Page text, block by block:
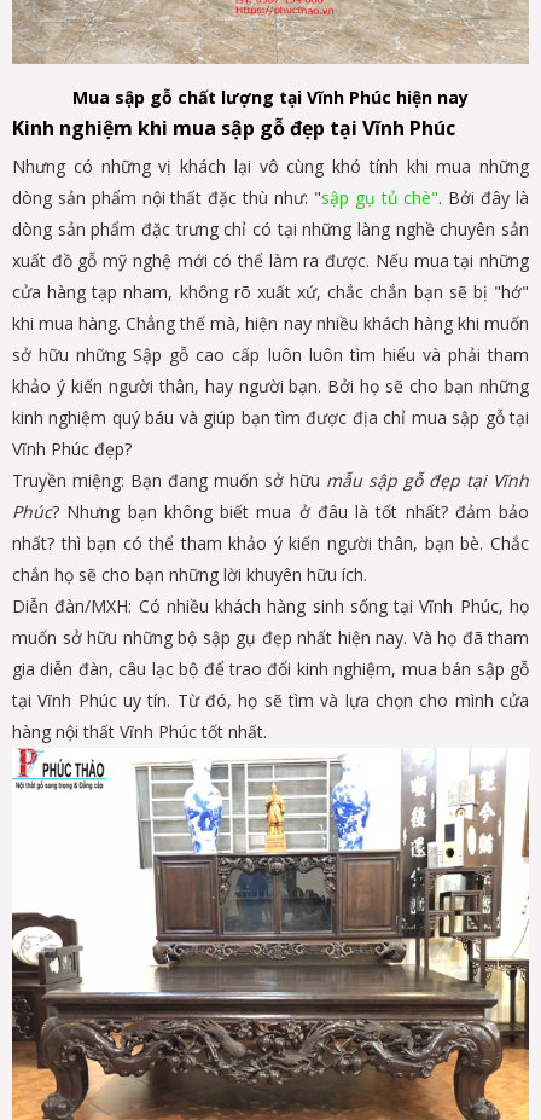
Mua sập gỗ chất lượng tại Vĩnh Phúc hiện nay
Kinh nghiệm khi mua sập gỗ đẹp tại Vĩnh Phúc
Nhưng có những vị khách lại vô cùng khó tính khi mua những
dòng sản phẩm nội thất đặc thù như: "sập gụ tủ chè". Bởi đây là
dòng sản phẩm đặc trưng chỉ có tại những làng nghề chuyên sản
xuất đồ gỗ mỹ nghệ mới có thể làm ra được. Nếu mua tại những
cửa hàng tạp nham, không rõ xuất xứ, chắc chắn bạn sẽ bị "hớ"
khi mua hàng. Chẳng thế mà, hiện nay nhiều khách hàng khi muốn
sở hữu những Sập gỗ cao cấp luôn luôn tìm hiểu và phải tham
khảo ý kiến người thân, hay người bạn. Bởi họ sẽ cho bạn những
kinh nghiệm quý báu và giúp bạn tìm được địa chỉ mua sập gỗ tại
Vĩnh Phúc đẹp?
Truyền miệng: Bạn đang muốn sở hữu mẫu sập gỗ đẹp tại Vĩnh
Phúc? Nhưng bạn không biết mua ở đâu là tốt nhất? đảm bảo
nhất? thì bạn có thể tham khảo ý kiến người thân, bạn bè. Chắc
chắn họ sẽ cho bạn những lời khuyên hữu ích.
Diễn đàn/MXH: Có nhiều khách hàng sinh sống tại Vĩnh Phúc, họ
muốn sở hữu những bộ sập gụ đẹp nhất hiện nay. Và họ đã tham
gia diễn đàn, câu lạc bộ để trao đổi kinh nghiệm, mua bán sập gỗ
tại Vĩnh Phúc uy tín. Từ đó, họ sẽ tìm và lựa chọn cho mình cửa
hàng nội thất Vĩnh Phúc tốt nhất.